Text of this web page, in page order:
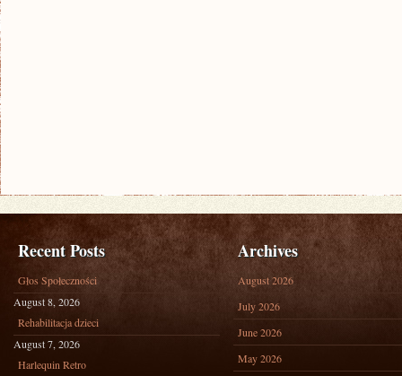
Recent Posts
Głos Społeczności
August 8, 2026
Rehabilitacja dzieci
August 7, 2026
Harlequin Retro
Archives
August 2026
July 2026
June 2026
May 2026